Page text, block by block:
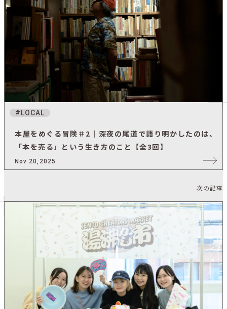
LOCAL
本屋をめぐる冒険＃2｜深夜の尾道で語り明かしたのは、
「本を売る」という生き方のこと【全3回】
Nov 20,2025
次の記事